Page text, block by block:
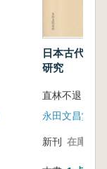
日本古代仏
研究
直林不退 著
永田文昌堂
新刊 在庫なし